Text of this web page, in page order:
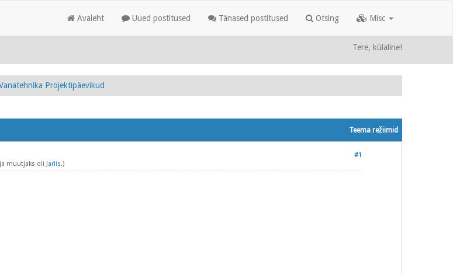
Avaleht Uued postitused Tänased postitused Otsing Misc
Tere, külaline!
Projektipäevikud
Teema režiimid
#1
muutjaks oli Jarlis.)